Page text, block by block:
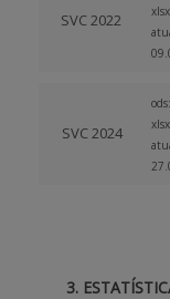
SVC 2022
SVC 2024
ods:
3.